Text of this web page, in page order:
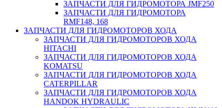
ЗАПЧАСТИ ДЛЯ ГИДРОМОТОРА JMF250
ЗАПЧАСТИ ДЛЯ ГИДРОМОТОРА
RMF148, 168
ЗАПЧАСТИ ДЛЯ ГИДРОМОТОРОВ ХОДА
ЗАПЧАСТИ ДЛЯ ГИДРОМОТОРОВ ХОДА
HITACHI
ЗАПЧАСТИ ДЛЯ ГИДРОМОТОРОВ ХОДА
KOMATSU
ЗАПЧАСТИ ДЛЯ ГИДРОМОТОРОВ ХОДА
CATERPILLAR
ЗАПЧАСТИ ДЛЯ ГИДРОМОТОРОВ ХОДА
HANDOK HYDRAULIC